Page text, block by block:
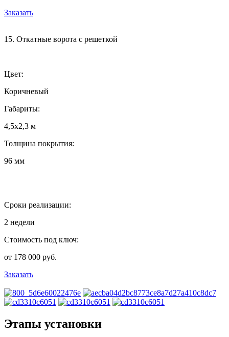
Заказать
15. Откатные ворота с решеткой
Цвет:
Коричневый
Габариты:
4,5х2,3 м
Толщина покрытия:
96 мм
Сроки реализации:
2 недели
Стоимость под ключ:
от 178 000 руб.
Заказать
Этапы установки